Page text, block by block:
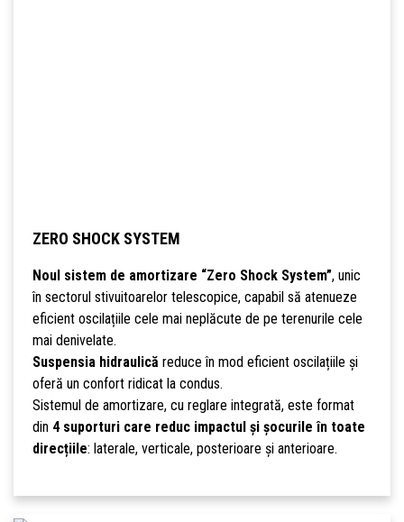
ZERO SHOCK SYSTEM
Noul sistem de amortizare “Zero Shock System”, unic
în sectorul stivuitoarelor telescopice, capabil să atenueze
eficient oscilațiile cele mai neplăcute de pe terenurile cele
mai denivelate.
Suspensia hidraulică reduce în mod eficient oscilațiile și
oferă un confort ridicat la condus.
Sistemul de amortizare, cu reglare integrată, este format
din 4 suporturi care reduc impactul și șocurile în toate
direcțiile: laterale, verticale, posterioare și anterioare.